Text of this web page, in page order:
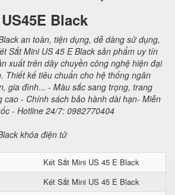
Black
an toàn, tiện dụng, dễ dàng sử dụng,
Sắt Mini US 45 E Black sản phẩm uy tín
xuất trên dây chuyền công nghệ hiện đại
Thiết kế tiêu chuẩn cho hệ thống ngân
gia đình... - Màu sắc sang trọng, trang
cao - Chính sách bảo hành dài hạn- Miễn
- Hotline 24/7: 0982770404
Két Sắt Mini US 45 E Black
Két Sắt Mini US 45 E Black